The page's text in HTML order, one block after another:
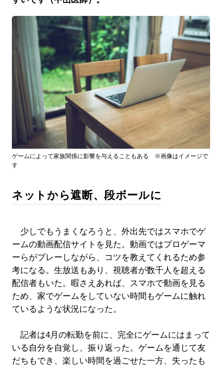
ゲームによって家族関係に影響を与えることもある ※画像はイメージで
す
ネットから遮断、段ボールに
少しでもうまくなろうと、外出先ではスマホでゲ
ームの動画配信サイトを見た。動画ではプロゲーマ
ーらがプレーしながら、コツを教えてくれるため参
考になる。生放送もあり、視聴者が数千人を超える
配信者もいた。暇さえあれば、スマホで動画を見る
ため、家でゲームをしていない時間もゲームに触れ
ているような状況になった。
記者は4月の転勤を前に、完全にゲームにはまって
いる自分を自覚し、振り返った。ゲームを通じて友
だちもでき、楽しい時間を過ごせた一方、失ったも